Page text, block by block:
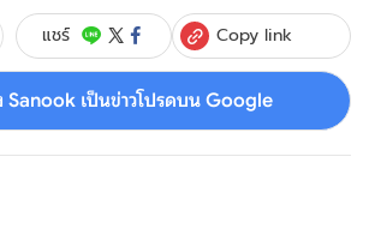
แชร์ Copy link
Sanook เป็นข่าวโปรดบน Google